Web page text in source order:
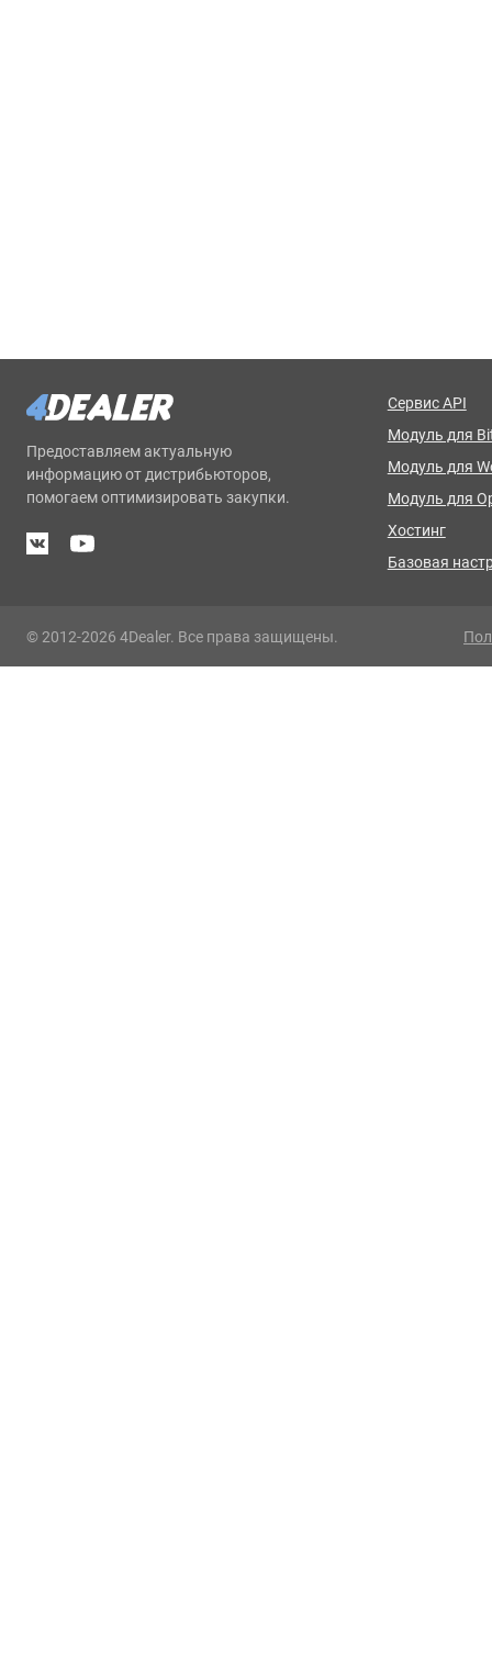
Предоставляем актуальную
информацию от дистрибьюторов,
помогаем оптимизировать закупки.
Сервис API
Модуль для
Модуль для
Модуль для
Хостинг
Базовая
© 2012-2026 4Dealer. Все права защищены.